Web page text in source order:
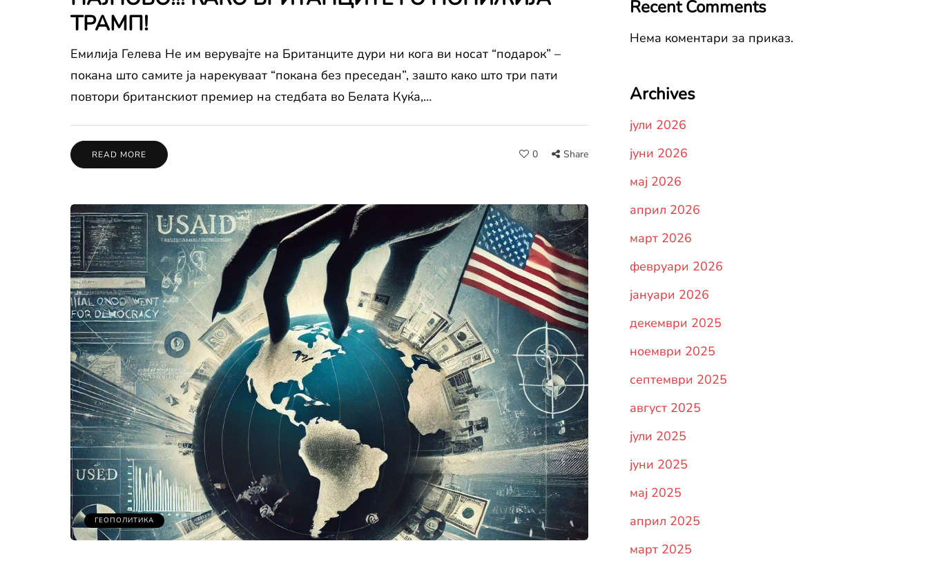
ТРАМП!
Емилија Гелева Не им верувајте на Британците дури ни кога ви носат “подарок” –
покана што самите ја нарекуваат “покана без преседан”, зашто како што три пати
повтори британскиот премиер на стедбата во Белата Куќа,…
READ MORE 0 Share
ГЕОПОЛИТИКА
Recent Comments
Нема коментари за приказ.
Archives
јули 2026
јуни 2026
мај 2026
април 2026
март 2026
февруари 2026
јануари 2026
декември 2025
ноември 2025
септември 2025
август 2025
јули 2025
јуни 2025
мај 2025
април 2025
март 2025